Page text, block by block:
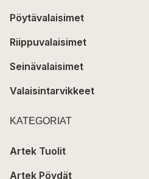
Pöytävalaisimet
Riippuvalaisimet
Seinävalaisimet
Valaisintarvikkeet
KATEGORIAT
Artek Tuolit
Artek Pöydät